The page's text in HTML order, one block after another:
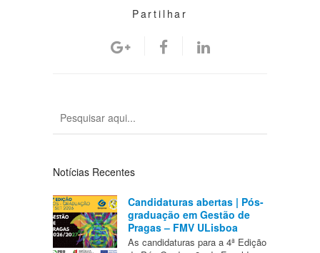
Partilhar
Notícias Recentes
Candidaturas abertas | Pós-
graduação em Gestão de
Pragas – FMV ULisboa
As candidaturas para a 4ª Edição